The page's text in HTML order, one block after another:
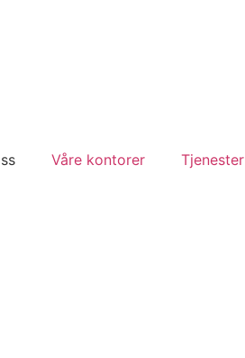
Våre kontorer Tjenester